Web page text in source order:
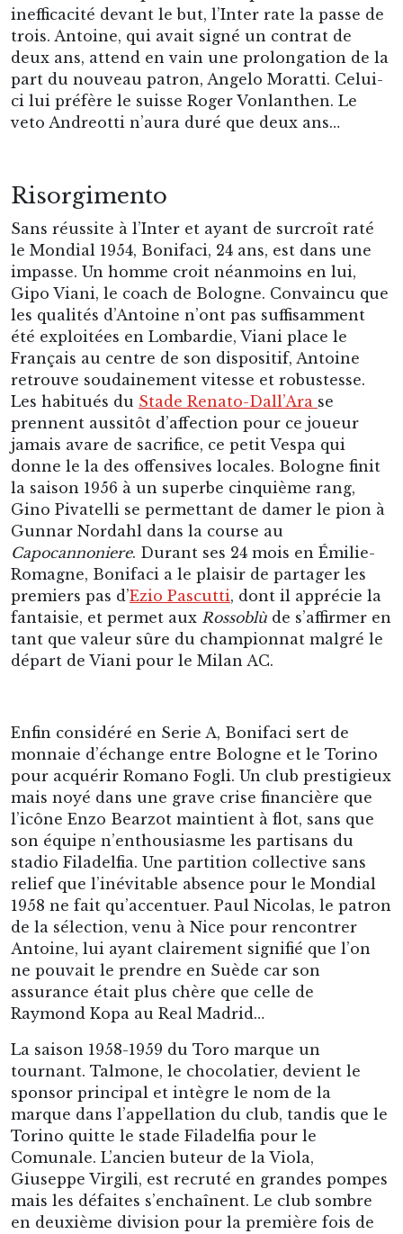
inefficacité devant le but, l’Inter rate la passe de
trois. Antoine, qui avait signé un contrat de
deux ans, attend en vain une prolongation de la
part du nouveau patron, Angelo Moratti. Celui-
ci lui préfère le suisse Roger Vonlanthen. Le
veto Andreotti n’aura duré que deux ans…
Risorgimento
Sans réussite à l’Inter et ayant de surcroît raté
le Mondial 1954, Bonifaci, 24 ans, est dans une
impasse. Un homme croit néanmoins en lui,
Gipo Viani, le coach de Bologne. Convaincu que
les qualités d’Antoine n’ont pas suffisamment
été exploitées en Lombardie, Viani place le
Français au centre de son dispositif, Antoine
retrouve soudainement vitesse et robustesse.
Les habitués du Stade Renato-Dall’Ara se
prennent aussitôt d’affection pour ce joueur
jamais avare de sacrifice, ce petit Vespa qui
donne le la des offensives locales. Bologne finit
la saison 1956 à un superbe cinquième rang,
Gino Pivatelli se permettant de damer le pion à
Gunnar Nordahl dans la course au
Capocannoniere. Durant ses 24 mois en Émilie-
Romagne, Bonifaci a le plaisir de partager les
premiers pas d’Ezio Pascutti, dont il apprécie la
fantaisie, et permet aux Rossoblù de s’affirmer en
tant que valeur sûre du championnat malgré le
départ de Viani pour le Milan AC.
Enfin considéré en Serie A, Bonifaci sert de
monnaie d’échange entre Bologne et le Torino
pour acquérir Romano Fogli. Un club prestigieux
mais noyé dans une grave crise financière que
l’icône Enzo Bearzot maintient à flot, sans que
son équipe n’enthousiasme les partisans du
stadio Filadelfia. Une partition collective sans
relief que l’inévitable absence pour le Mondial
1958 ne fait qu’accentuer. Paul Nicolas, le patron
de la sélection, venu à Nice pour rencontrer
Antoine, lui ayant clairement signifié que l’on
ne pouvait le prendre en Suède car son
assurance était plus chère que celle de
Raymond Kopa au Real Madrid…
La saison 1958-1959 du Toro marque un
tournant. Talmone, le chocolatier, devient le
sponsor principal et intègre le nom de la
marque dans l’appellation du club, tandis que le
Torino quitte le stade Filadelfia pour le
Comunale. L’ancien buteur de la Viola,
Giuseppe Virgili, est recruté en grandes pompes
mais les défaites s’enchaînent. Le club sombre
en deuxième division pour la première fois de